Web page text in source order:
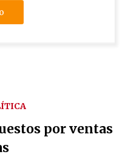
por ventas